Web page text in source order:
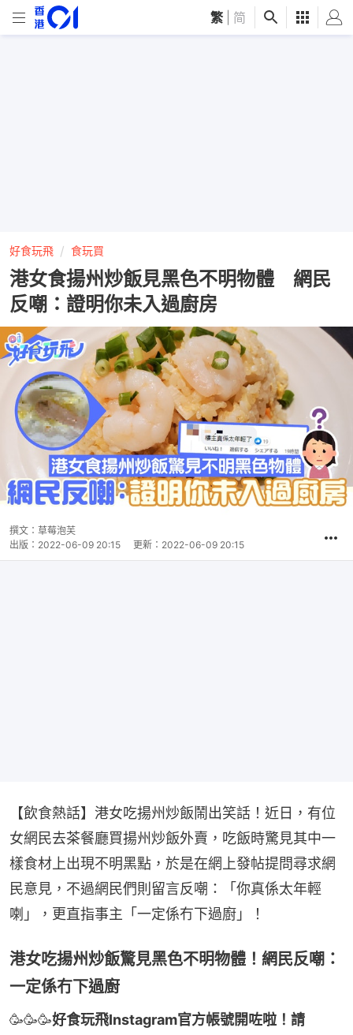
繁 简
好食玩飛 食玩買
港女食揚州炒飯見黑色不明物體 網民
反嘲：證明你未入過廚房
撰文： 草莓泡芙
出版： 2022-06-09 20:15 更新： 2022-06-09 20:15
【飲食熱話】港女吃揚州炒飯鬧出笑話！近日，有位
女網民去茶餐廳買揚州炒飯外賣，吃飯時驚見其中一
樣食材上出現不明黑點，於是在網上發帖提問尋求網
民意見，不過網民們則留言反嘲：「你真係太年輕
喇」，更直指事主「一定係冇下過廚」！
港女吃揚州炒飯驚見黑色不明物體！網民反嘲：
一定係冇下過廚
🥳🥳🥳好食玩飛Instagram官方帳號開咗啦！請